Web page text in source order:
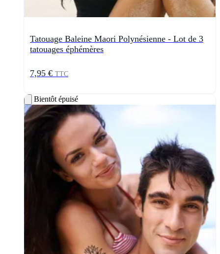
Tatouage Baleine Maori Polynésienne - Lot de 3
tatouages éphémères
7,95 € TTC
Bientôt épuisé